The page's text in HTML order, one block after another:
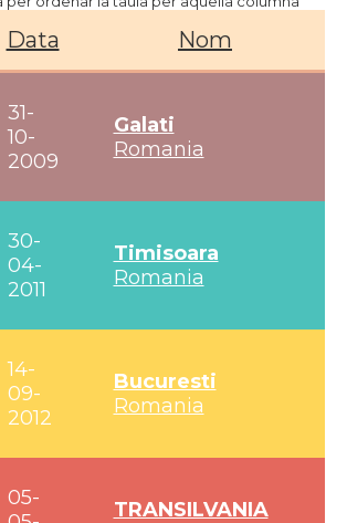
Data Nom
31-
10-
2009
Galati
Romania
30-
04-
2011
Timisoara
Romania
14-
09-
2012
Bucuresti
Romania
05-
TRANSILVANIA